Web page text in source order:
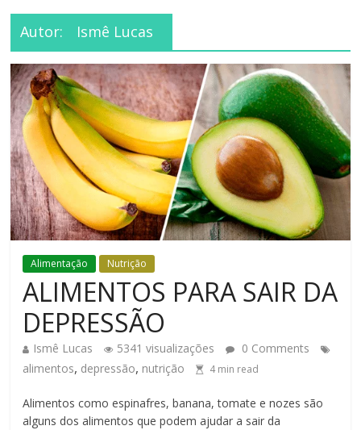
Autor: Ismê Lucas
Alimentação Nutrição
ALIMENTOS PARA SAIR DA
DEPRESSÃO
Ismê Lucas 5341 visualizações
0 Comments
alimentos, depressão, nutrição 4min read
Alimentos como espinafres, banana, tomate e nozes são
alguns dos alimentos que podem ajudar a sair da